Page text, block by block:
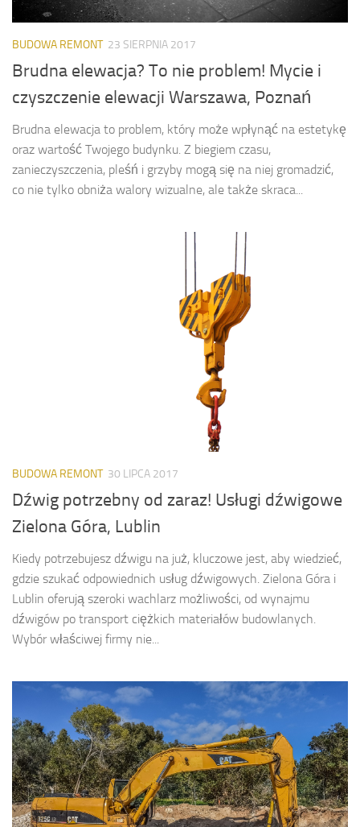
BUDOWA REMONT 23 SIERPNIA 2017
Brudna elewacja? To nie problem! Mycie i
czyszczenie elewacji Warszawa, Poznań
Brudna elewacja to problem, który może wpłynąć na estetykę
oraz wartość Twojego budynku. Z biegiem czasu,
zanieczyszczenia, pleśń i grzyby mogą się na niej gromadzić,
co nie tylko obniża walory wizualne, ale także skraca...
BUDOWA REMONT 30 LIPCA 2017
Dźwig potrzebny od zaraz! Usługi dźwigowe
Zielona Góra, Lublin
Kiedy potrzebujesz dźwigu na już, kluczowe jest, aby wiedzieć,
gdzie szukać odpowiednich usług dźwigowych. Zielona Góra i
Lublin oferują szeroki wachlarz możliwości, od wynajmu
dźwigów po transport ciężkich materiałów budowlanych.
Wybór właściwej firmy nie...